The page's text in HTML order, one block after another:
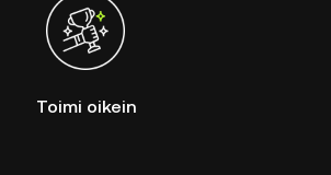
Toimi oikein